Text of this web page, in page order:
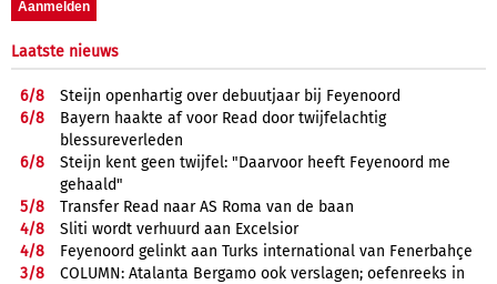
Laatste nieuws
6/8
Steijn openhartig over debuutjaar bij Feyenoord
6/8
Bayern haakte af voor Read door twijfelachtig
blessureverleden
6/8
Steijn kent geen twijfel: "Daarvoor heeft Feyenoord me
gehaald"
5/8
Transfer Read naar AS Roma van de baan
4/8
Sliti wordt verhuurd aan Excelsior
4/8
Feyenoord gelinkt aan Turks international van Fenerbahçe
3/8
COLUMN: Atalanta Bergamo ook verslagen; oefenreeks in